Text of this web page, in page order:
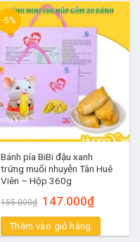
-5%
Bánh pía BiBi đậu xanh
trứng muối nhuyễn Tân Huê
Viên – Hộp 360g
155.000₫ Giá
gốc
là:
155.000₫.
147.000₫Giá
hiện
tại
147.000₫.
Thêm vào giỏ hàng